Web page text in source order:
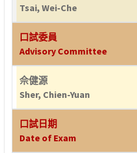
Tsai, Wei-Che
口試委員
Advisory Committee
佘健源
Sher, Chien-Yuan
口試日期
Date of Exam